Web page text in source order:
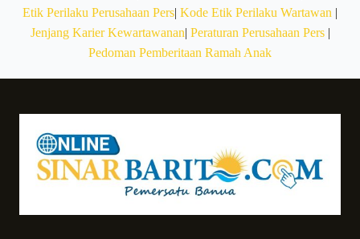
Etik Perilaku Perusahaan Pers| Kode Etik Perilaku Wartawan |
Jenjang Karier Kewartawanan| Peraturan Perusahaan Pers|
Pedoman Pemberitaan Ramah Anak